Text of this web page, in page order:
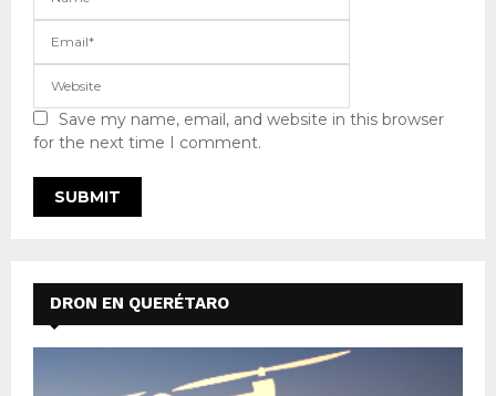
Save my name, email, and website in this browser
for the next time I comment.
DRON EN QUERÉTARO